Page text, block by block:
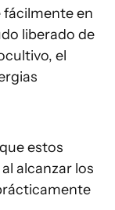
fácilmente en
liberado de
el
estos
alcanzar los